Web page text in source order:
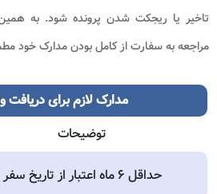
تاخیر یا ریجکت شدن پرونده شود. به
مراجعه به سفارت از کامل بودن مدارک خود
مدارک لازم برای دریافت
توضیحات
حداقل ۶ ماه اعتبار از تاریخ سفر